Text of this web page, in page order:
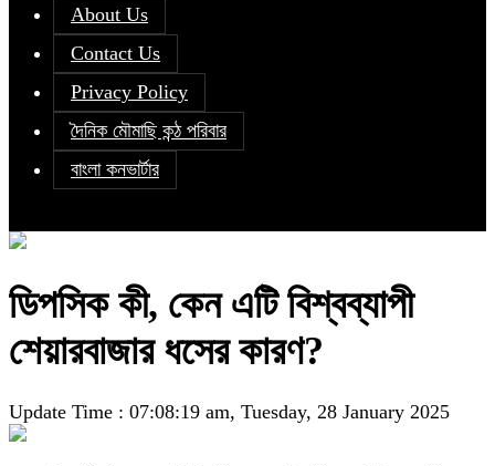
About Us
Contact Us
Privacy Policy
দৈনিক মৌমাছি কন্ঠ পরিবার
বাংলা কনভার্টার
ডিপসিক কী, কেন এটি বিশ্বব্যাপী
শেয়ারবাজার ধসের কারণ?
Update Time : 07:08:19 am, Tuesday, 28 January 2025